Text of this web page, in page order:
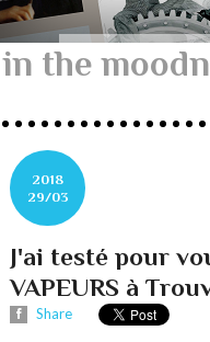
in the
2018
29/03
J'ai testé pour
VAPEURS à
Share